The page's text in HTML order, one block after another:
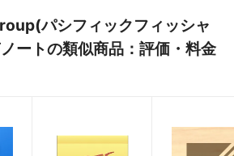
パシフィックフィッシャ
ートの類似商品：評価・料金